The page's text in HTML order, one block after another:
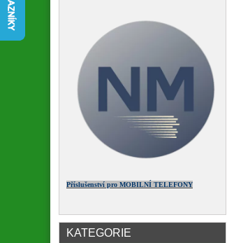
Příslušenství pro MOBILNÍ TELEFONY
KATEGORIE